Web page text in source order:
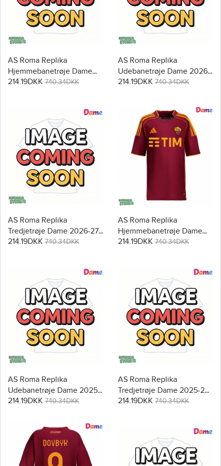
AS Roma Replika
Hjemmebanetrøje Dame
2026-27 Kortærmet
214.19DKK 740.34DKK
AS Roma Replika
Udebanetrøje Dame 2026-
27 Kortærmet
214.19DKK 740.34DKK
AS Roma Replika
Tredjetrøje Dame 2026-27
Kortærmet
214.19DKK 740.34DKK
AS Roma Replika
Hjemmebanetrøje Dame
2025-26 Kortærmet
214.19DKK 740.34DKK
AS Roma Replika
Udebanetrøje Dame 2025-
26 Kortærmet
214.19DKK 740.34DKK
AS Roma Replika
Tredjetrøje Dame 2025-26
Kortærmet
214.19DKK 740.34DKK